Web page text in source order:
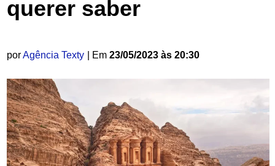
querer saber
porAgência Texty | Em 23/05/2023 às 20:30